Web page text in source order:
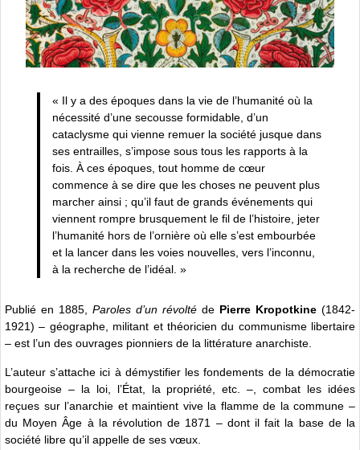
« Il y a des époques dans la vie de l’humanité où la
nécessité d’une secousse formidable, d’un
cataclysme qui vienne remuer la société jusque dans
ses entrailles, s’impose sous tous les rapports à la
fois. À ces époques, tout homme de cœur
commence à se dire que les choses ne peuvent plus
marcher ainsi ; qu’il faut de grands événements qui
viennent rompre brusquement le fil de l’histoire, jeter
l’humanité hors de l’ornière où elle s’est embourbée
et la lancer dans les voies nouvelles, vers l’inconnu,
à la recherche de l’idéal. »
Publié en 1885, Paroles d’un révolté de Pierre Kropotkine (1842-
1921) – géographe, militant et théoricien du communisme libertaire
– est l’un des ouvrages pionniers de la littérature anarchiste.
L’auteur s’attache ici à démystifier les fondements de la démocratie
bourgeoise – la loi, l’État, la propriété, etc. –, combat les idées
reçues sur l’anarchie et maintient vive la flamme de la commune –
du Moyen Âge à la révolution de 1871 – dont il fait la base de la
société libre qu’il appelle de ses vœux.